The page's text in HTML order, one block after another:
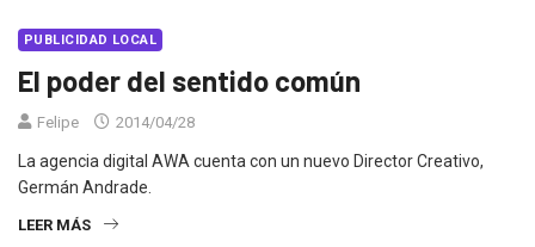
PUBLICIDAD LOCAL
El poder del sentido común
Felipe 2014/04/28
La agencia digital AWA cuenta con un nuevo Director Creativo,
Germán Andrade.
LEER MÁS